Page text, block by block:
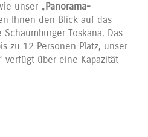
unser „ Panorama-
Ihnen den Blick auf das
Toskana. Das
zu 12 Personen Platz, unser
verfügt über eine Kapazität